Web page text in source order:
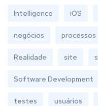
Intelligence iOS
negócios processos
Realidade site
Software Development
testes usuários